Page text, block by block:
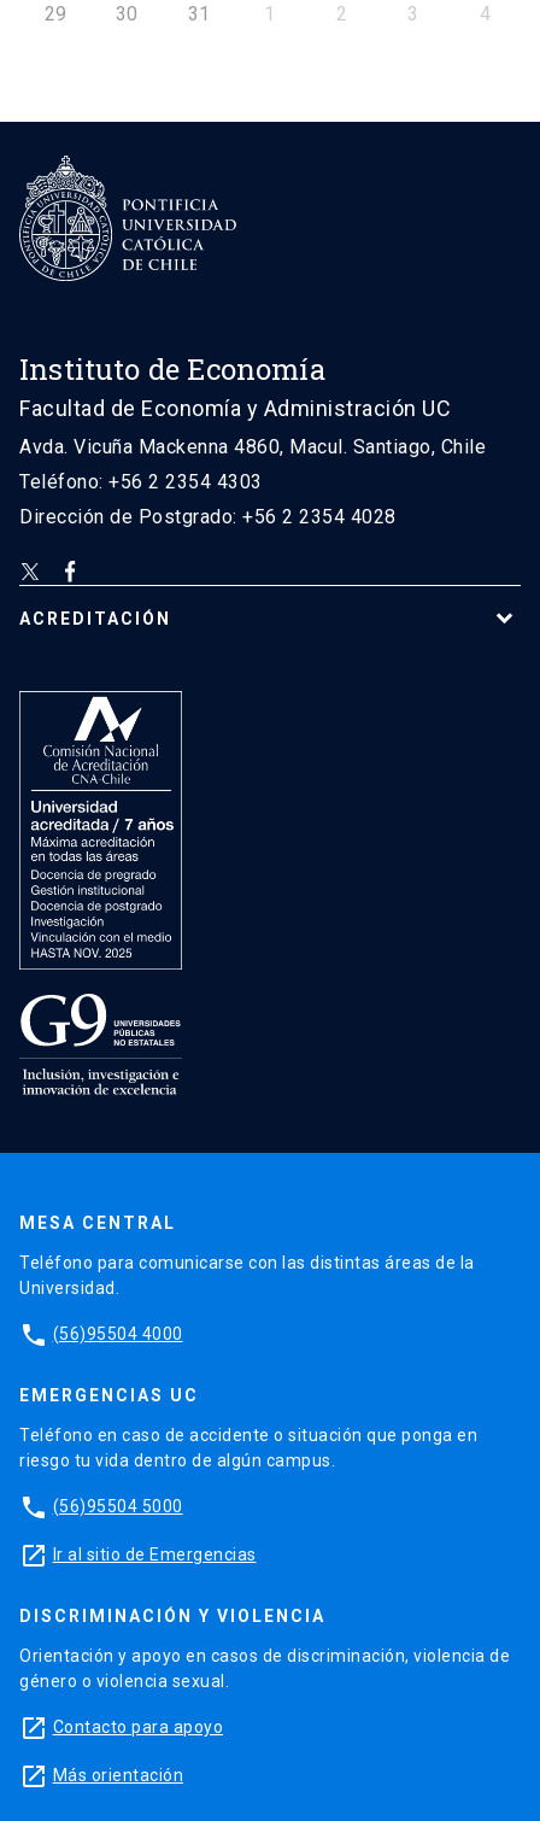
29 30 31 1 2 3 4
Instituto de Economía
Facultad de Economía y Administración UC
Avda. Vicuña Mackenna 4860, Macul. Santiago, Chile
Teléfono: +56 2 2354 4303
Dirección de Postgrado: +56 2 2354 4028
ACREDITACIÓN
MESA CENTRAL
Teléfono para comunicarse con las distintas áreas de la
Universidad.
phone (56)95504 4000
EMERGENCIAS UC
Teléfono en caso de accidente o situación que ponga en
riesgo tu vida dentro de algún campus.
phone (56)95504 5000
launch Ir al sitio de Emergencias
DISCRIMINACIÓN Y VIOLENCIA
Orientación y apoyo en casos de discriminación, violencia de
género o violencia sexual.
launch Contacto para apoyo
launch Más orientación